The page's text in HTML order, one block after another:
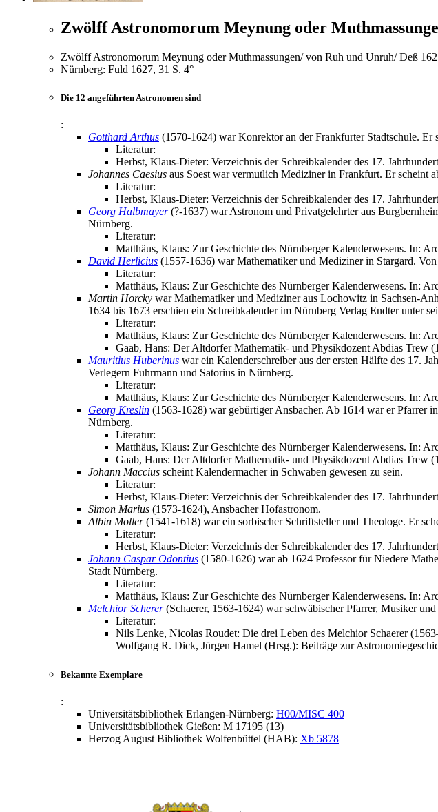
Zwölff Astronomorum Meynung oder
Zwölff Astronomorum Meynung oder Muthmassungen/ von Ruh und Unruh/ Deß
Nürnberg: Fuld 1627, 31 S. 4°
Die 12 angeführten Astronomen sind
:
Gotthard Arthus (1570-1624) war Konrektor an der Frankfurter Stadtschule.
Literatur:
Herbst, Klaus-Dieter: Verzeichnis der Schreibkalender des 17.
Johannes Caesius aus Soest war vermutlich Mediziner in Frankfurt. Er scheint
Literatur:
Herbst, Klaus-Dieter: Verzeichnis der Schreibkalender des 17.
Georg Halbmayer(?-1637) war Astronom und Privatgelehrter aus
Nürnberg.
Literatur:
Matthäus, Klaus: Zur Geschichte des Nürnberger Kalenderwesens. In:
David Herlicius (1557-1636) war Mathematiker und Mediziner in Stargard.
Literatur:
Matthäus, Klaus: Zur Geschichte des Nürnberger Kalenderwesens. In:
Martin Horcky war Mathematiker und Mediziner aus Lochowitz in Sachsen-
1634 bis 1673 erschien ein Schreibkalender im Nürnberg Verlag Endter unter
Literatur:
Matthäus, Klaus: Zur Geschichte des Nürnberger Kalenderwesens. In:
Gaab, Hans: Der Altdorfer Mathematik- und Physikdozent Abdias Trew
Mauritius Huberinus war ein Kalenderschreiber aus der ersten Hälfte des 17.
Verlegern Fuhrmann und Satorius in Nürnberg.
Literatur:
Matthäus, Klaus: Zur Geschichte des Nürnberger Kalenderwesens. In:
Georg Kreslin (1563-1628) war gebürtiger Ansbacher. Ab 1614 war er Pfarrer
Nürnberg.
Literatur:
Matthäus, Klaus: Zur Geschichte des Nürnberger Kalenderwesens. In:
Gaab, Hans: Der Altdorfer Mathematik- und Physikdozent Abdias Trew
Johann Maccius scheint Kalendermacher in Schwaben gewesen zu sein.
Literatur:
Herbst, Klaus-Dieter: Verzeichnis der Schreibkalender des 17.
Simon Marius (1573-1624), Ansbacher Hofastronom.
Albin Moller(1541-1618) war ein sorbischer Schriftsteller und Theologe. Er
Literatur:
Herbst, Klaus-Dieter: Verzeichnis der Schreibkalender des 17.
Johann Caspar Odontius (1580-1626) war ab 1624 Professor für Niedere
Stadt Nürnberg.
Literatur:
Matthäus, Klaus: Zur Geschichte des Nürnberger Kalenderwesens. In:
Melchior Scherer(Schaerer, 1563-1624) war schwäbischer Pfarrer, Musiker
Literatur:
Nils Lenke, Nicolas Roudet: Die drei Leben des Melchior Schaerer
Wolfgang R. Dick, Jürgen Hamel (Hrsg.): Beiträge zur
Bekannte Exemplare
:
Universitätsbibliothek Erlangen-Nürnberg: H00/MISC 400
Universitätsbibliothek Gießen: M 17195 (13)
Herzog August Bibliothek Wolfenbüttel (HAB): Xb 5878